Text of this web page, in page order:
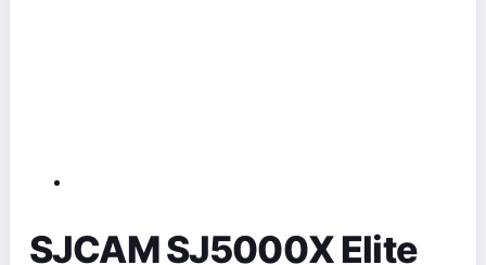
SJCAM SJ5000X Elite